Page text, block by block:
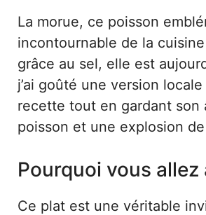
La morue, ce poisson
incontournable de la
grâce au sel, elle est
j’ai goûté une version
recette tout en gardant son
poisson et une explosion
Pourquoi vous
Ce plat est une véritable